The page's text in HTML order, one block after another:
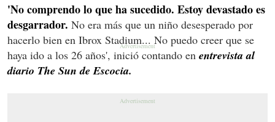
'No comprendo lo que ha sucedido. Estoy devastado es
desgarrador. No era más que un niño desesperado por
hacerlo bien en Ibrox Stadium... No puedo creer que se
haya ido a los 26 años', inició contando en entrevista al
diario The Sun de Escocia.